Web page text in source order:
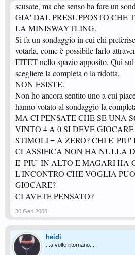
scusate, ma che senso ha fare un
GIA' DAL PRESUPPOSTO CHE
LA MINISWAYTLING.
Si fa un sondaggio in cui chi
votarla, come è possibile farlo
FITET nello spazio apposito. Qui
scegliere la completa o la ridotta.
NON ESISTE.
Non ho ancora sentito uno a cui
hanno votato al sondaggio la
MA CI PENSATE CHE SE UNA
VINTO 4 A 0 SI DEVE
STIMOLI = A ZERO? CHI E' PIU'
CLASSIFICA NON HA NULLA
E' PIU' IN ALTO E MAGARI HA
L'INCONTRO CHE VOGLIA
GIOCARE?
CI AVETE PENSATO?
30 Gen 2008
heidi
...a volte ritornano...